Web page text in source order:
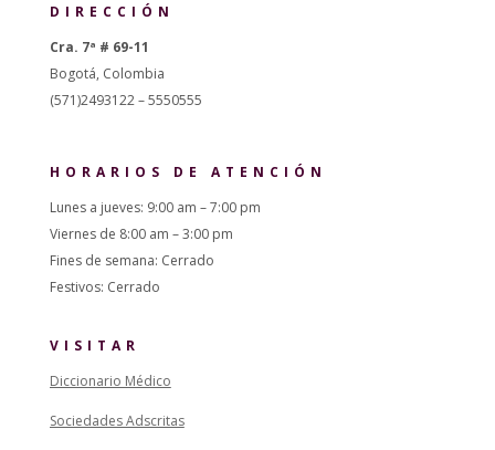
DIRECCIÓN
Cra. 7ª # 69-11
Bogotá, Colombia
(571)2493122 – 5550555
HORARIOS DE ATENCIÓN
Lunes a jueves: 9:00 am – 7:00 pm
Viernes de 8:00 am – 3:00 pm
Fines de semana: Cerrado
Festivos: Cerrado
VISITAR
Diccionario Médico
Sociedades Adscritas